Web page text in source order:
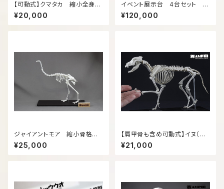
【可動式】クマタカ 縮小全身骨
格レプリカ【movable type】M
ountainhawk eagle, miniat
ure whole body skeleton r
¥20,000
イベント展示台 4台セット 1
カ月レンタル【お試し期間：関西
圏限定】
¥120,000
ジャイアントモア 縮小骨格模
型
¥25,000
【肩甲骨も含め可動式】イヌ（Ca
nis lupus familiaris） 縮小
全身骨格レプリカ 【movable
¥21,000